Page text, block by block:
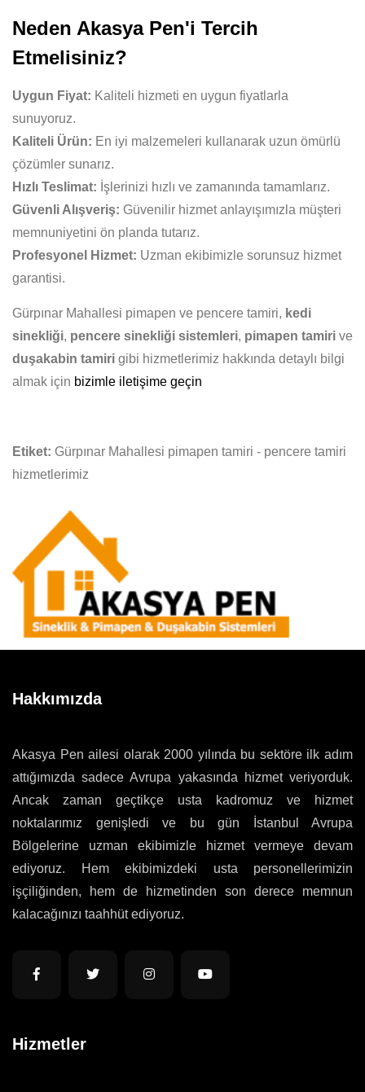
Neden Akasya Pen'i Tercih
Etmelisiniz?
Uygun Fiyat: Kaliteli hizmeti en uygun fiyatlarla
sunuyoruz.
Kaliteli Ürün: En iyi malzemeleri kullanarak uzun ömürlü
çözümler sunarız.
Hızlı Teslimat: İşlerinizi hızlı ve zamanında tamamlarız.
Güvenli Alışveriş: Güvenilir hizmet anlayışımızla müşteri
memnuniyetini ön planda tutarız.
Profesyonel Hizmet: Uzman ekibimizle sorunsuz hizmet
garantisi.
Gürpınar Mahallesi pimapen ve pencere tamiri, kedi
sinekliği, pencere sinekliği sistemleri, pimapen tamiri ve
duşakabin tamiri gibi hizmetlerimiz hakkında detaylı bilgi
almak için bizimle iletişime geçin
Etiket: Gürpınar Mahallesi pimapen tamiri - pencere tamiri
hizmetlerimiz
Hakkımızda
Akasya Pen ailesi olarak 2000 yılında bu sektöre ilk adım
attığımızda sadece Avrupa yakasında hizmet veriyorduk.
Ancak zaman geçtikçe usta kadromuz ve hizmet
noktalarımız genişledi ve bu gün İstanbul Avrupa
Bölgelerine uzman ekibimizle hizmet vermeye devam
ediyoruz. Hem ekibimizdeki usta personellerimizin
işçiliğinden, hem de hizmetinden son derece memnun
kalacağınızı taahhüt ediyoruz.
Hizmetler